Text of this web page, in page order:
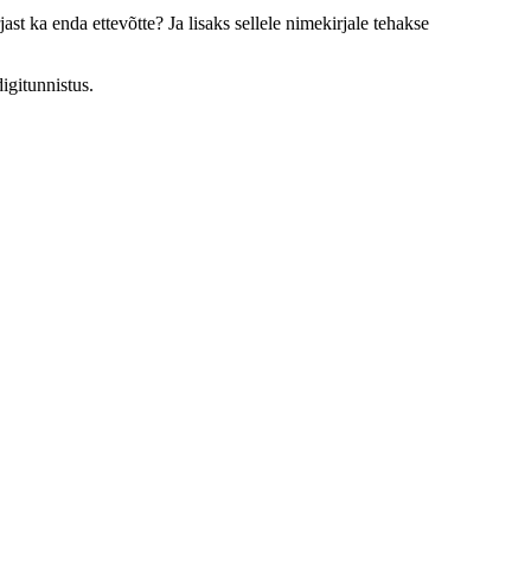
ka enda ettevõtte? Ja lisaks sellele nimekirjale tehakse